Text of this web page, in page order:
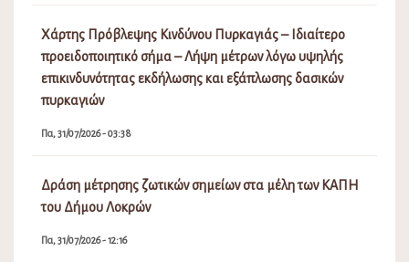
Χάρτης Πρόβλεψης Κινδύνου Πυρκαγιάς – Ιδιαίτερο
προειδοποιητικό σήμα – Λήψη μέτρων λόγω υψηλής
επικινδυνότητας εκδήλωσης και εξάπλωσης δασικών
πυρκαγιών
Πα, 31/07/2026 - 03:38
Δράση μέτρησης ζωτικών σημείων στα μέλη των ΚΑΠΗ
του Δήμου Λοκρών
Πα, 31/07/2026 - 12:16